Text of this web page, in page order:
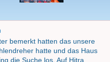
bemerkt hatten das unsere
hatte und das Haus
die Suche los. Auf Hitra